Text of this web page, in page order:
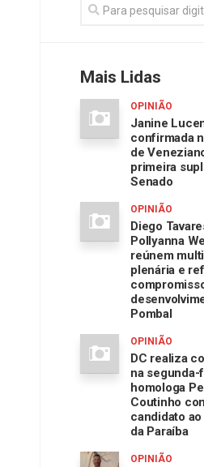
Mais Lidas
OPINIÃO
Janine
confirmada
de
primeira
Senado
OPINIÃO
Diego
Pollyanna
reúnem
plenária e
Pombal
OPINIÃO
DC realiza
na segunda-
homologa
Coutinho
candidato
da Paraíba
OPINIÃO